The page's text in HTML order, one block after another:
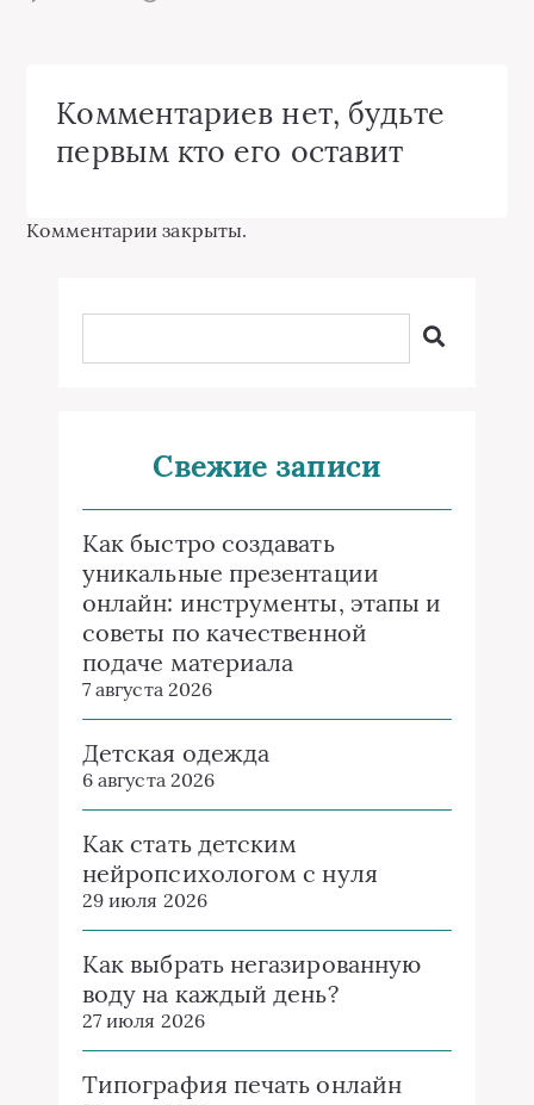
Комментариев нет, будьте
первым кто его оставит
Комментарии закрыты.
Свежие записи
Как быстро создавать
уникальные презентации
онлайн: инструменты, этапы и
советы по качественной
подаче материала
7 августа 2026
Детская одежда
6 августа 2026
Как стать детским
нейропсихологом с нуля
29 июля 2026
Как выбрать негазированную
воду на каждый день?
27 июля 2026
Типография печать онлайн